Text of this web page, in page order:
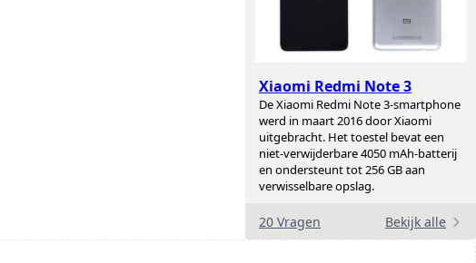
Xiaomi Redmi Note 3
De Xiaomi Redmi Note 3-smartphone
werd in maart 2016 door Xiaomi
uitgebracht. Het toestel bevat een
niet-verwijderbare 4050 mAh-batterij
en ondersteunt tot 256 GB aan
verwisselbare opslag.
20 Vragen Bekijk alle